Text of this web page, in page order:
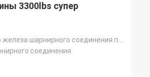
3300lbs супер
соединения